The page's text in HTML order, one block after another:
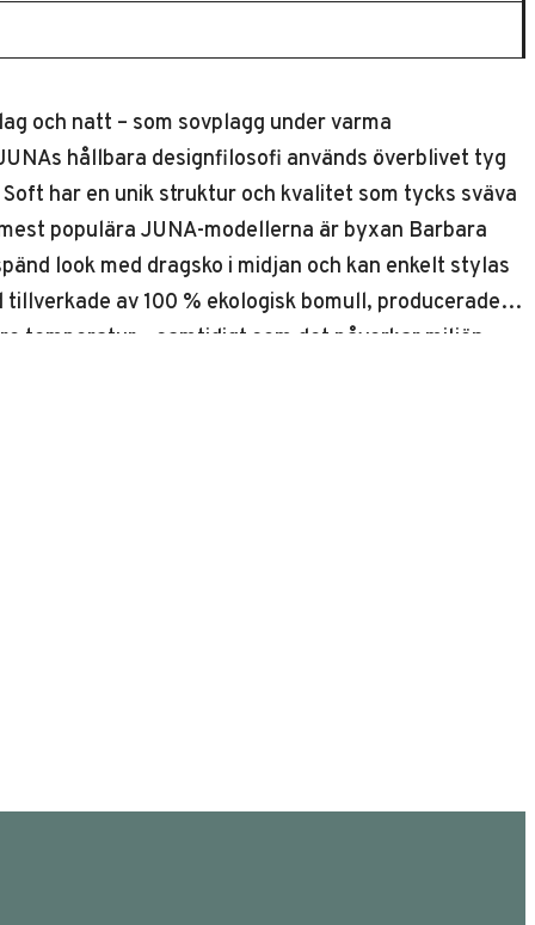
och natt – som sovplagg under varma
hållbara designfilosofi används överblivet tyg
har en unik struktur och kvalitet som tycks sväva
populära JUNA-modellerna är byxan Barbara
look med dragsko i midjan och kan enkelt stylas
av 100 % ekologisk bomull, producerade i
temperatur – samtidigt som det påverkar miljön